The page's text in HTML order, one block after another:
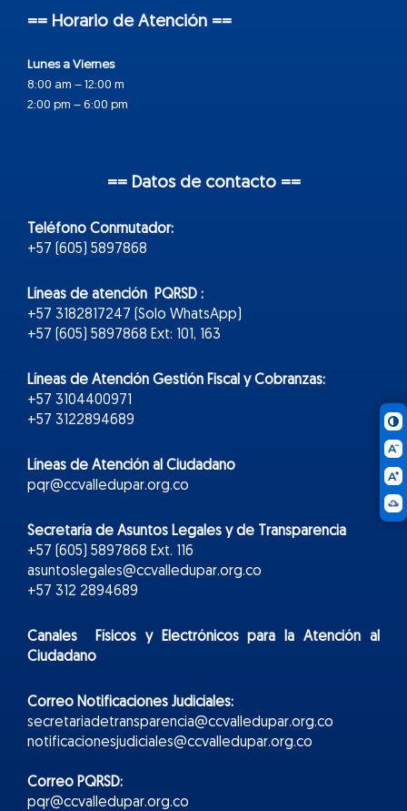
== Horario de Atención ==
Lunes a Viernes
8:00 am – 12:00 m
2:00 pm – 6:00 pm
== Datos de contacto ==
Teléfono Conmutador:
+57 (605) 5897868
Líneas de atención PQRSD :
+57 3182817247 (Solo WhatsApp)
+57 (605) 5897868 Ext: 101, 163
Líneas de Atención Gestión Fiscal y Cobranzas:
+57 3104400971
+57 3122894689
Líneas de Atención al Ciudadano
pqr@ccvalledupar.org.co
Secretaría de Asuntos Legales y de Transparencia
+57 (605) 5897868 Ext. 116
asuntoslegales@ccvalledupar.org.co
+57 312 2894689
Canales Físicos yElectrónicospara la Atención al
Ciudadano
Correo Notificaciones Judiciales:
secretariadetransparencia@ccvalledupar.org.co
notificacionesjudiciales@ccvalledupar.org.co
Correo PQRSD:
pqr@ccvalledupar.org.co